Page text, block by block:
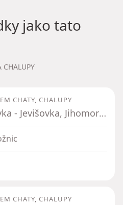
jako tato
CHALUPY
CHATY, CHALUPY
Jevišovka - Jevišovka, Jihomoravský kraj
CHATY, CHALUPY